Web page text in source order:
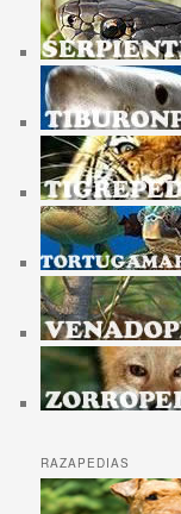
RAZAPEDIAS